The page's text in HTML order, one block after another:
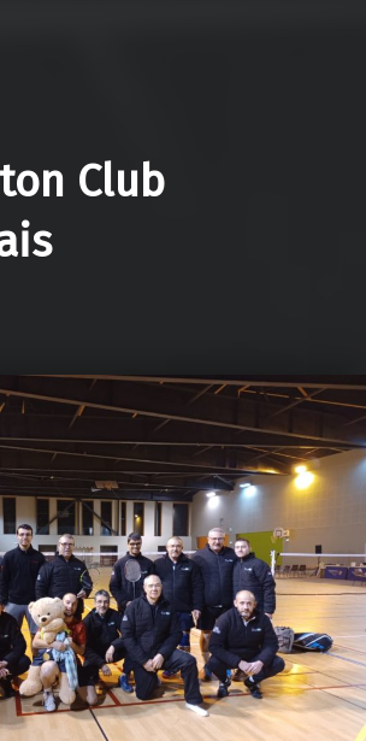
Club